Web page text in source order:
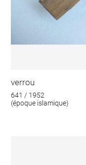
verrou
641 / 1952
(époque islamique)